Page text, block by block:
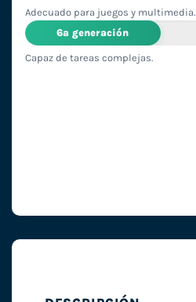
Adecuado para juegos y multimedia.
6ª generación
Capaz de tareas complejas.